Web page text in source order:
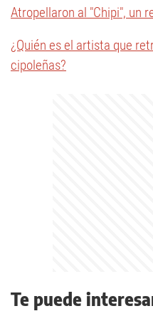
Atropellaron al "Chipi", un
¿Quién es el artista que
cipoleñas?
Te puede